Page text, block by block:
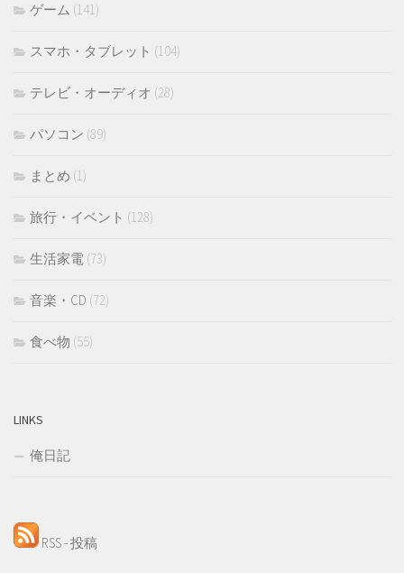
ゲーム (141)
スマホ・タブレット (104)
テレビ・オーディオ (28)
パソコン (89)
まとめ (1)
旅行・イベント (128)
生活家電 (73)
音楽・CD (72)
食べ物 (55)
LINKS
俺日記
RSS - 投稿